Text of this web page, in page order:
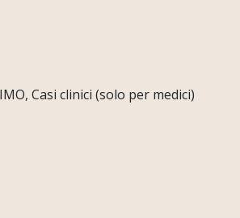
Casi clinici (solo per medici)